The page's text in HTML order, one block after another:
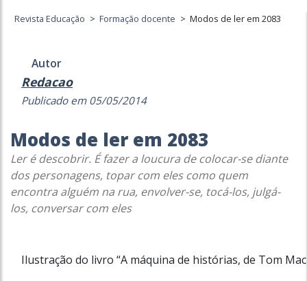
Revista Educação > Formação docente > Modos de ler em 2083
Autor
Redacao
Publicado em 05/05/2014
Modos de ler em 2083
Ler é descobrir. É fazer a loucura de colocar-se diante
dos personagens, topar com eles como quem
encontra alguém na rua, envolver-se, tocá-los, julgá-
los, conversar com eles
Ilustração do livro “A máquina de histórias, de Tom